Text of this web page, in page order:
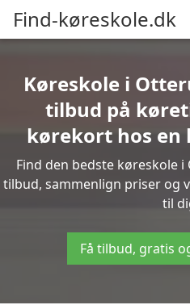
Find-køreskole.dk
Køreskole i
tilbud på
kørekort hos
Find den bedste køreskole
tilbud, sammenlign priser og
til
Få tilbud, gratis